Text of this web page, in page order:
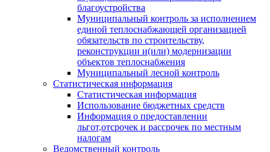
благоустройства
Муниципальный контроль за исполнением
единой теплоснабжающей организацией
обязательств по строительству,
реконструкции и(или) модернизации
объектов теплоснабжения
Муниципальный лесной контроль
Статистическая информация
Статистическая информация
Использование бюджетных средств
Информация о предоставлении
льгот,отсрочек и рассрочек по местным
налогам
Ведомственный контроль